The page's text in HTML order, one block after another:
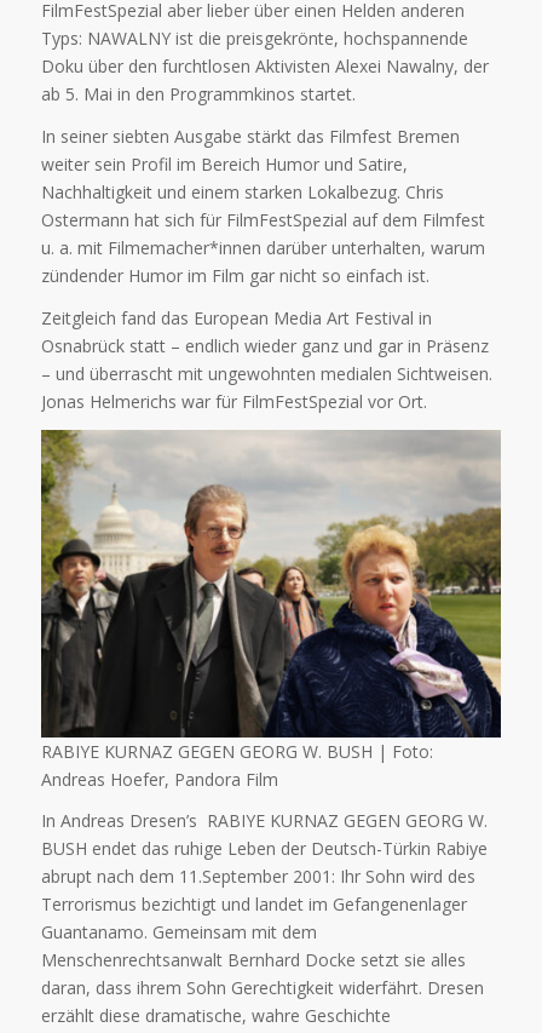
FilmFestSpezial aber lieber über einen Helden anderen
Typs: NAWALNY ist die preisgekrönte, hochspannende
Doku über den furchtlosen Aktivisten Alexei Nawalny, der
ab 5. Mai in den Programmkinos startet.
In seiner siebten Ausgabe stärkt das Filmfest Bremen
weiter sein Profil im Bereich Humor und Satire,
Nachhaltigkeit und einem starken Lokalbezug. Chris
Ostermann hat sich für FilmFestSpezial auf dem Filmfest
u. a. mit Filmemacher*innen darüber unterhalten, warum
zündender Humor im Film gar nicht so einfach ist.
Zeitgleich fand das European Media Art Festival in
Osnabrück statt – endlich wieder ganz und gar in Präsenz
– und überrascht mit ungewohnten medialen Sichtweisen.
Jonas Helmerichs war für FilmFestSpezial vor Ort.
RABIYE KURNAZ GEGEN GEORG W. BUSH | Foto:
Andreas Hoefer, Pandora Film
In Andreas Dresen’s RABIYE KURNAZ GEGEN GEORG W.
BUSH endet das ruhige Leben der Deutsch-Türkin Rabiye
abrupt nach dem 11.September 2001: Ihr Sohn wird des
Terrorismus bezichtigt und landet im Gefangenenlager
Guantanamo. Gemeinsam mit dem
Menschenrechtsanwalt Bernhard Docke setzt sie alles
daran, dass ihrem Sohn Gerechtigkeit widerfährt. Dresen
erzählt diese dramatische, wahre Geschichte